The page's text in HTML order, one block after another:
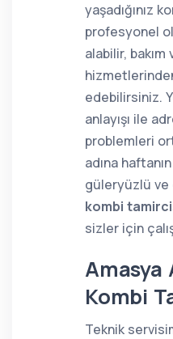
yaşadığınız
profesyonel
alabilir,
edebilirsiniz.
anlayışı ile
problemleri
adına
güleryüzlü ve
kombi
sizler için
Amasya
Kombi
Teknik